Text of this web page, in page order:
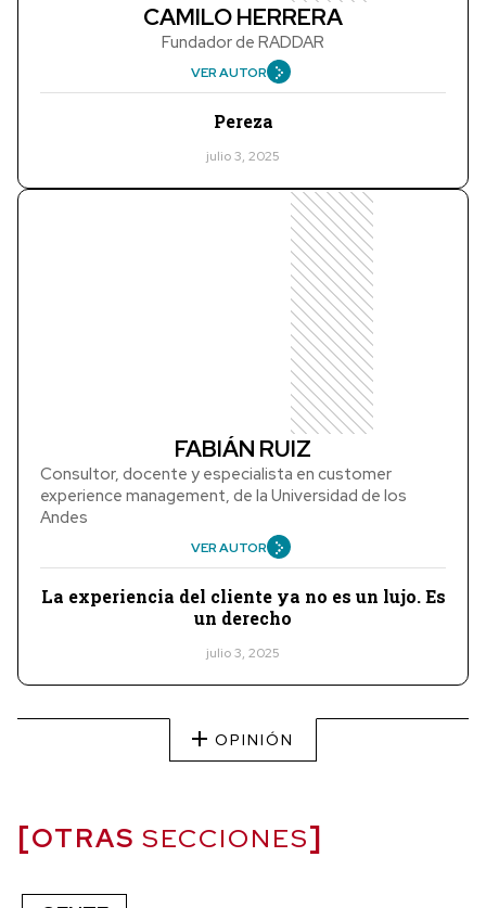
CAMILO HERRERA
Fundador de RADDAR
VER AUTOR
Pereza
julio 3, 2025
FABIÁN RUIZ
Consultor, docente y especialista en customer
experience management, de la Universidad de los
Andes
VER AUTOR
La experiencia del cliente ya no es un lujo. Es
un derecho
julio 3, 2025
OPINIÓN
OTRAS SECCIONES